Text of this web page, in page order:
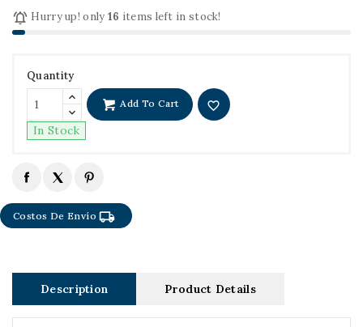
 Hurry up! only 16 items left in stock!
Quantity
Add To Cart favorite_border
In Stock
Costos De Envíolocal_shipping
Description Product Details